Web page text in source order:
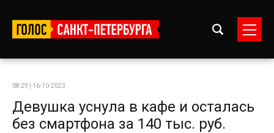
08:29 | 16-10-2023
Девушка уснула в кафе и осталась
без смартфона за 140 тыс. руб.